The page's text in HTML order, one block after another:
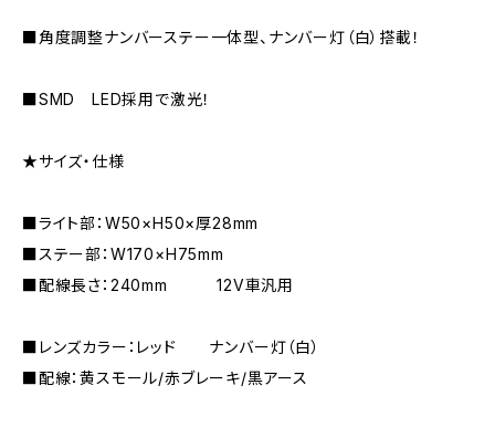
■角度調整ナンバーステー一体型、ナンバー灯（白）搭載！
■SMD LED採用で激光！
★サイズ・仕様
■ライト部：W50×H50×厚28mm
■ステー部：W170×H75mm
■配線長さ：240mm 12V車汎用
■レンズカラー：レッド ナンバー灯（白）
■配線：黄スモール/赤ブレーキ/黒アース